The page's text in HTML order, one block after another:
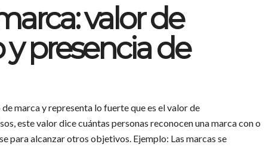
valor de
presencia de
marca y representa lo fuerte que es el valor de
este valor dice cuántas personas reconocen una marca con o
para alcanzar otros objetivos. Ejemplo: Las marcas se